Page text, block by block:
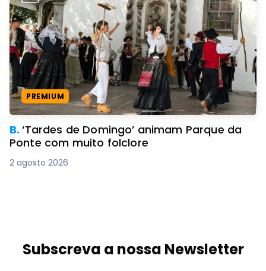
PREMIUM
B.‘Tardes de Domingo’ animam Parque da
Ponte com muito folclore
2 agosto 2026
Subscreva a nossa Newsletter